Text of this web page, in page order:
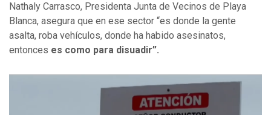
Nathaly Carrasco, Presidenta Junta de Vecinos de Playa
Blanca, asegura que en ese sector “es donde la gente
asalta, roba vehículos, donde ha habido asesinatos,
entonces es como para disuadir”.